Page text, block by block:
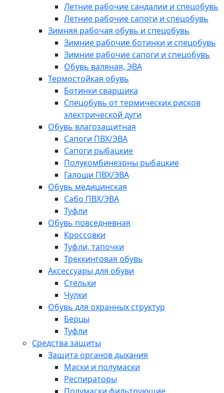
Летние рабочие сандалии и спецобувь
Летние рабочие сапоги и спецобувь
Зимняя рабочая обувь и спецобувь
Зимние рабочие ботинки и спецобувь
Зимние рабочие сапоги и спецобувь
Обувь валяная, ЭВА
Термостойкая обувь
Ботинки сварщика
Спецобувь от термических рисков
электрической дуги
Обувь влагозащитная
Сапоги ПВХ/ЭВА
Сапоги рыбацкие
Полукомбинезоны рыбацкие
Галоши ПВХ/ЭВА
Обувь медицинская
Сабо ПВХ/ЭВА
Туфли
Обувь повседневная
Кроссовки
Туфли, тапочки
Треккинговая обувь
Аксессуары для обуви
Стельки
Чулки
Обувь для охранных структур
Берцы
Туфли
Средства защиты
Защита органов дыхания
Маски и полумаски
Респираторы